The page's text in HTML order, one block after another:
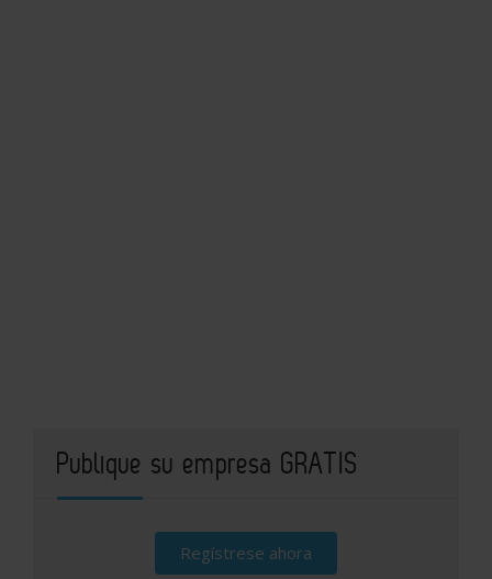
Publique su empresa GRATIS
Regístrese ahora